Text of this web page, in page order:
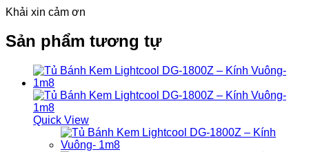
Khải xin cảm ơn
Sản phẩm tương tự
Quick View